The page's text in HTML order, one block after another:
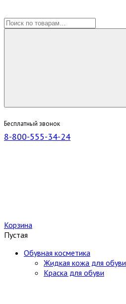
Бесплатный звонок
8-800-555-34-24
Корзина
Пустая
Обувная косметика
Жидкая кожа для обуви
Краска для обуви